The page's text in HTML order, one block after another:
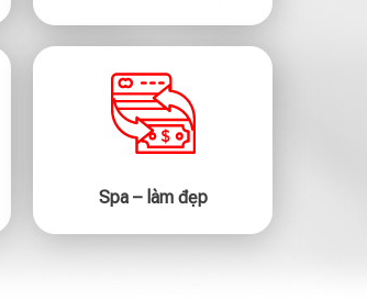
Spa – làm đẹp